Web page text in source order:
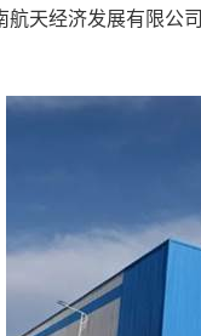
天经济发展有限公司